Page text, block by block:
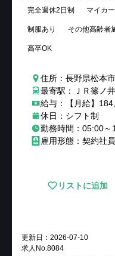
完全週休2日制
マイカ
制服あり その他高齢者
高卒OK
住所：長野県松本市
最寄駅：ＪＲ篠ノ
給与：【月給】
休日：シフト制
勤務時間：05:00
雇用形態：契約社員
リストに追加
更新日： 2026-07-10
求人No.8084